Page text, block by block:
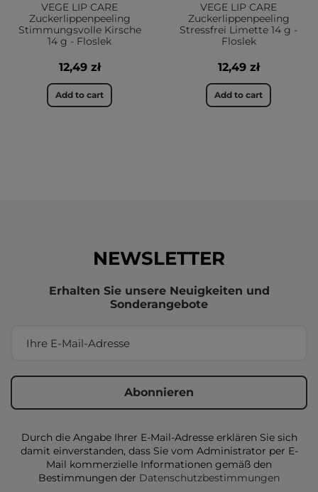
VEGE LIP CARE
Zuckerlippenpeeling
Stimmungsvolle Kirsche
14 g - Floslek
12,49 zł
Add to cart
VEGE LIP CARE
Zuckerlippenpeeling
Stressfrei Limette 14 g -
Floslek
12,49 zł
Add to cart
NEWSLETTER
Erhalten Sie unsere Neuigkeiten und
Sonderangebote
Durch die Angabe Ihrer E-Mail-Adresse erklären Sie sich
damit einverstanden, dass Sie vom Administrator per E-
Mail kommerzielle Informationen gemäß den
Bestimmungen der Datenschutzbestimmungen